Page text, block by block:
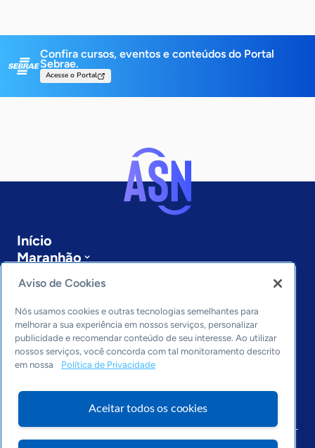
Confira cursos, eventos e conteúdos do Portal
Sebrae.
Acesse o Portal
Início
Maranhão
Sobre a ASN
Últimas notícias
Entre em contato
Editorias
Economia & Política
Inovação & Tecnologia
Cultura empreendedora
Arquivo
Aviso de Cookies
Nós usamos cookies e outras tecnologias semelhantes para
melhorar a sua experiência em nossos serviços, personalizar
publicidade e recomendar conteúdo de seu interesse. Ao utilizar
nossos serviços, você concorda com tal monitoramento descrito
em nossa
Política de Privacidade
Aceitar todos os cookies